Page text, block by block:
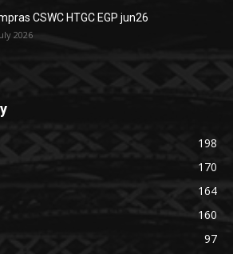
CSWC HTGC EGP jun26
2026
198
170
164
160
97